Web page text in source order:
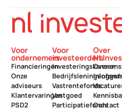
Voor
ondernemers
Financieringen
Onze
adviseurs
Klantervaringen
PSD2
Voor
investeerders
Investeringskansen
Vastrentefonds
Vastgoed
Participatiefonds
Over
Over ons
Inloggen
Contact